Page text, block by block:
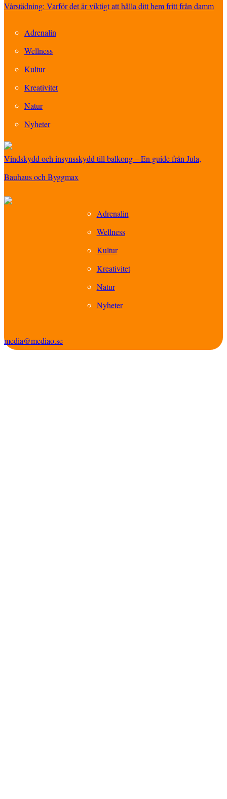
Vårstädning: Varför det är viktigt att hålla ditt hem fritt från damm
Adrenalin
Wellness
Kultur
Kreativitet
Natur
Nyheter
Vindskydd och insynsskydd till balkong – En guide från Jula,
Bauhaus och Byggmax
Adrenalin
Wellness
Kultur
Kreativitet
Natur
Nyheter
media@mediao.se